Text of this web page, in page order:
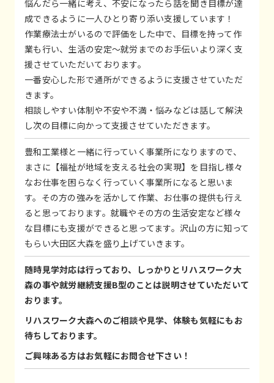
悩んだら一緒に考え、不安になったら話を聞き目標が達
成できるように一人ひとり寄り添い支援しています！
作業療法士がいるので評価をした中で、目標を持って作
業も行い、生活の安定～就労までのお手伝いより深く支
援させていただいております。
一番安心した形で通所ができるように支援させていただ
きます。
相談しやすい体制や不安や不満・悩みなどは話して解決
し次の目標に向かって支援させていただきます。
豊和工業様と一緒に行っていく事業所になりますので、
まさに【福祉が地域を支える社会の実現】を目指し様々
なお仕事を困らなく行っていく事業所になると思いま
す。その方の強みを活かして作業、お仕事の提供も行え
ると思っております。就職やその方の生活安定など様々
な目標にも支援ができると思ってます。沢山の方に知って
もらい大田区大森を盛り上げていきます。
随時見学対応は行っており、しっかりとリハスワーク大
森の事や就労継続支援B型のことは説明させていただいて
おります。
リハスワーク大森へのご相談や見学、体験も気軽にもお
待ちしております。
ご興味ある方はお気軽にお問合せ下さい！